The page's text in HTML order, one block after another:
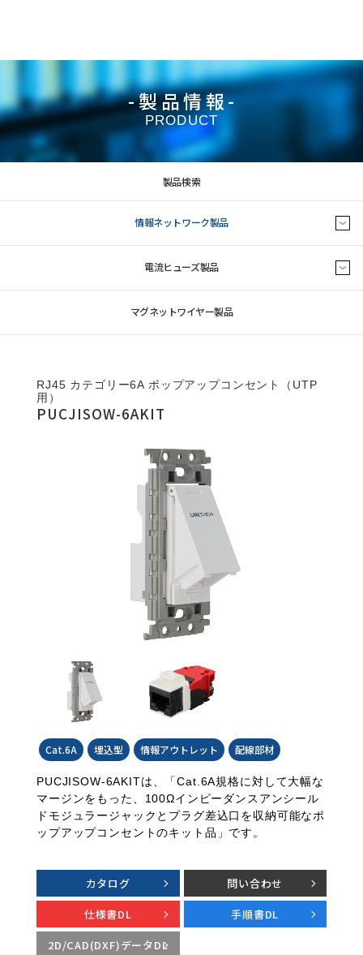
-製品情報-
PRODUCT
製品検索
情報ネットワーク製品
電流ヒューズ製品
マグネットワイヤー製品
RJ45 カテゴリー6A ポップアップコンセント（UTP
用）
PUCJISOW-6AKIT
Cat.6A 埋込型 情報アウトレット 配線部材
PUCJISOW-6AKITは、「Cat.6A規格に対して大幅な
マージンをもった、100Ωインピーダンスアンシール
ドモジュラージャックとプラグ差込口を収納可能なポ
ップアップコンセントのキット品」です。
カタログ
問い合わせ
仕様書DL
手順書DL
2D/CAD(DXF)データDL